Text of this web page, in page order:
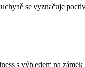
se vyznačuje
s výhledem na